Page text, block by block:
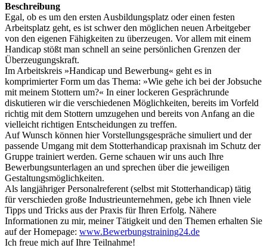
Beschreibung
Egal, ob es um den ersten Ausbildungsplatz oder einen festen
Arbeitsplatz geht, es ist schwer den möglichen neuen Arbeitgeber
von den eigenen Fähigkeiten zu überzeugen. Vor allem mit einem
Handicap stößt man schnell an seine persönlichen Grenzen der
Überzeugungskraft.
Im Arbeitskreis »Handicap und Bewerbung« geht es in
komprimierter Form um das Thema: »Wie gehe ich bei der Jobsuche
mit meinem Stottern um?« In einer lockeren Gesprächrunde
diskutieren wir die verschiedenen Möglichkeiten, bereits im Vorfeld
richtig mit dem Stottern umzugehen und bereits von Anfang an die
vielleicht richtigen Entscheidungen zu treffen.
Auf Wunsch können hier Vorstellungsgespräche simuliert und der
passende Umgang mit dem Stotterhandicap praxisnah im Schutz der
Gruppe trainiert werden. Gerne schauen wir uns auch Ihre
Bewerbungsunterlagen an und sprechen über die jeweiligen
Gestaltungsmöglichkeiten.
Als langjähriger Personalreferent (selbst mit Stotterhandicap) tätig
für verschieden große Industrieunternehmen, gebe ich Ihnen viele
Tipps und Tricks aus der Praxis für Ihren Erfolg. Nähere
Informationen zu mir, meiner Tätigkeit und den Themen erhalten Sie
auf der Homepage: www.Bewerbungstraining24.de
Ich freue mich auf Ihre Teilnahme!